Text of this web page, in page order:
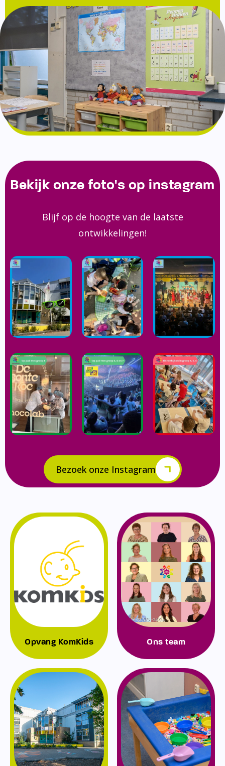
Bekijk onze foto's op instagram
Blijf op de hoogte van de laatste
ontwikkelingen!
Bezoek onze Instagram
Opvang KomKids Ons team